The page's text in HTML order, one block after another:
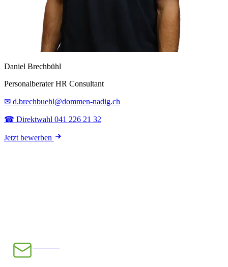
Daniel Brechbühl
Personalberater HR Consultant
✉ d.brechbuehl@dommen-nadig.ch
☎ Direktwahl 041 226 21 32
Jetzt bewerben